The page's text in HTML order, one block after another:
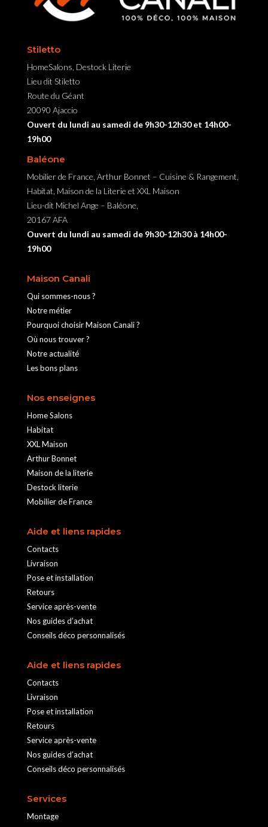
Stiletto
HomeSalons, Destock Literie
Lieu dit Stiletto
Route du Géant
20090 Ajaccio
Ouvert du lundi au samedi de 9h30-12h30 et 14h00-
19h00
Baléone
Mobilier de France, Arthur Bonnet – Cuisine & Rangement,
Habitat, Maison de la Literie et XXL Maison
Lieu-dit Michel Ange – Baléone,
20167 AFA
Ouvert du lundi au samedi de 9h30-12h30 à 14h00-
19h00
Maison Canali
Qui sommes-nous ?
Notre métier
Pourquoi choisir Maison Canali ?
Où nous trouver ?
Notre actualité
Les bons plans
Nos enseignes
Home Salons
Habitat
XXL Maison
Arthur Bonnet
Maison de la literie
Destock literie
Mobilier de France
Aide et liens rapides
Contacts
Livraison
Pose et installation
Retours
Service après-vente
Nos guides d’achat
Conseils déco personnalisés
Aide et liens rapides
Contacts
Livraison
Pose et installation
Retours
Service après-vente
Nos guides d’achat
Conseils déco personnalisés
Services
Montage